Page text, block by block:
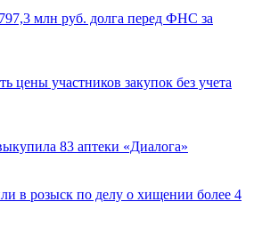
млн руб. долга перед ФНС за
цены участников закупок без учета
83 аптеки «Диалога»
в розыск по делу о хищении более 4